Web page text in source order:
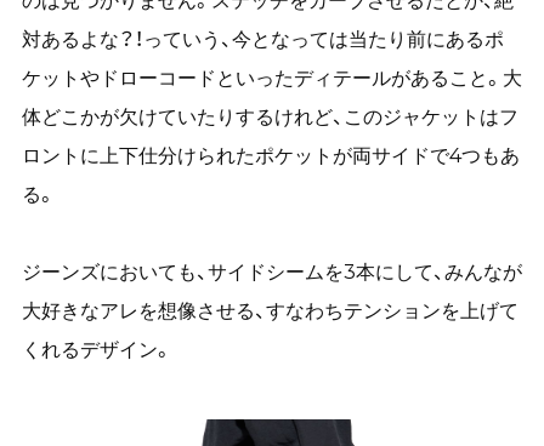
対あるよな？！っていう、今となっては当たり前にあるポ
ケットやドローコードといったディテールがあること。大
体どこかが欠けていたりするけれど、このジャケットはフ
ロントに上下仕分けられたポケットが両サイドで4つもあ
る。
ジーンズにおいても、サイドシームを3本にして、みんなが
大好きなアレを想像させる、すなわちテンションを上げて
くれるデザイン。